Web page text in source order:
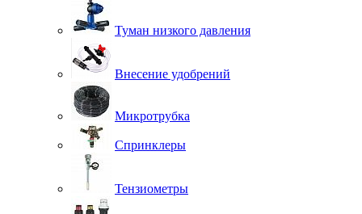
Туман низкого давления
Внесение удобрений
Микротрубка
Спринклеры
Тензиометры